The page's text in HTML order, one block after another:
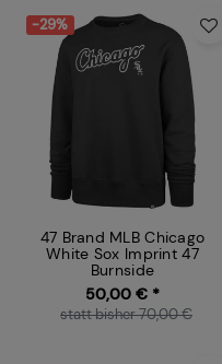
-29%
47 Brand MLB Chicago
White Sox Imprint 47
Burnside
50,00 € *
statt bisher 70,00 €